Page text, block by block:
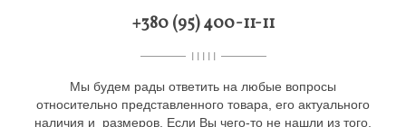
+380 (95) 400-11-11
Мы будем рады ответить на любые вопросы
относительно представленного товара, его актуального
наличия и размеров. Если Вы чего-то не нашли из того,